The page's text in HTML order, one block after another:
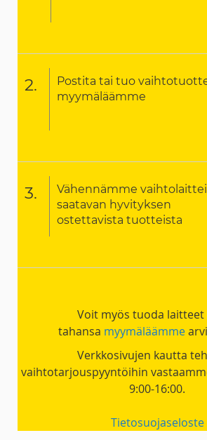
2.
Postita tai tuo
myymäläämme
3.
Vähennämme
saatavan hyvityksen
ostettavista tuotteista
Voit myös tuoda
tahansa myymäläämme
Verkkosivujen kautta
vaihtotarjouspyyntöihin
9:00-16:00.
Tietosuojaseloste